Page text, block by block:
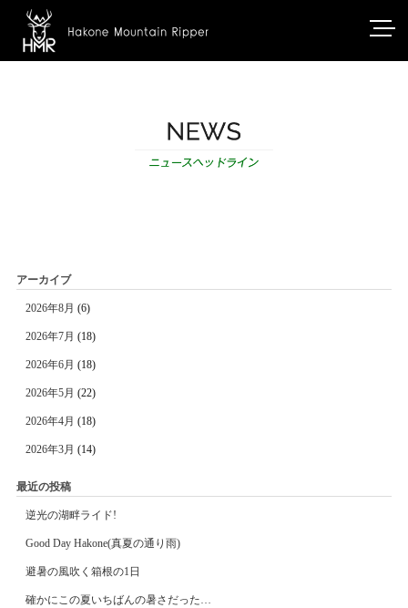
アーカイブ
2026年8月 (6)
2026年7月 (18)
2026年6月 (18)
2026年5月 (22)
2026年4月 (18)
2026年3月 (14)
最近の投稿
逆光の湖畔ライド!
Good Day Hakone(真夏の通り雨)
避暑の風吹く箱根の1日
確かにこの夏いちばんの暑さだった…